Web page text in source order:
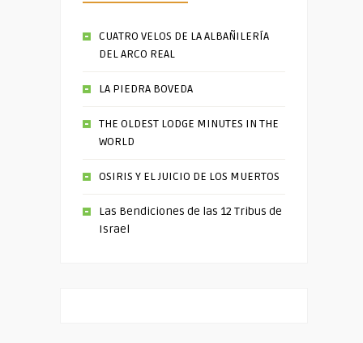
CUATRO VELOS DE LA ALBAÑILERÍA
DEL ARCO REAL
LA PIEDRA BOVEDA
THE OLDEST LODGE MINUTES IN THE
WORLD
OSIRIS Y EL JUICIO DE LOS MUERTOS
Las Bendiciones de las 12 Tribus de
Israel